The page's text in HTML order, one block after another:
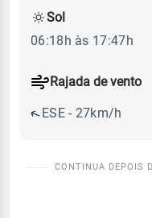
Rajada de vento
ESE - 27km/h
Sol
06:18h às 17:47h